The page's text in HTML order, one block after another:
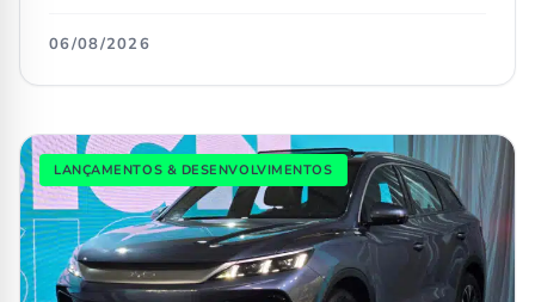
06/08/2026
LANÇAMENTOS & DESENVOLVIMENTOS